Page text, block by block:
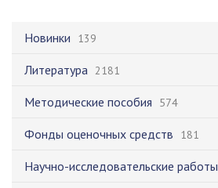
Новинки 139
Литература 2181
Методические пособия 574
Фонды оценочных средств 181
Научно-исследовательские работы